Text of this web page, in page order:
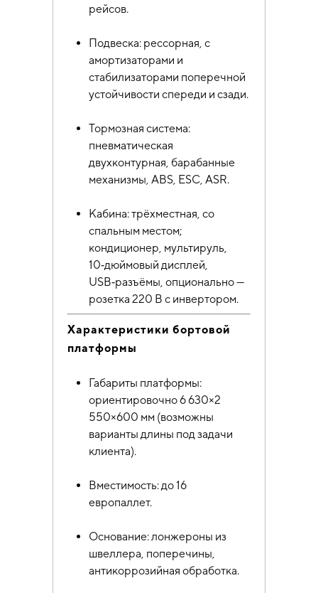
рейсов.
Подвеска: рессорная, с
амортизаторами и
стабилизаторами поперечной
устойчивости спереди и сзади.
Тормозная система:
пневматическая
двухконтурная, барабанные
механизмы, ABS, ESC, ASR.
Кабина: трёхместная, со
спальным местом;
кондиционер, мультируль,
10‑дюймовый дисплей,
USB‑разъёмы, опционально —
розетка 220 В с инвертором.
Характеристики бортовой
платформы
Габариты платформы:
ориентировочно 6 630×2
550×600 мм (возможны
варианты длины под задачи
клиента).
Вместимость: до 16
европаллет.
Основание: лонжероны из
швеллера, поперечины,
антикоррозийная обработка.